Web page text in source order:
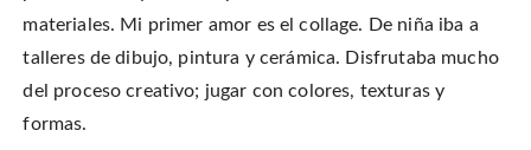
materiales. Mi primer amor es el collage. De niña iba a
talleres de dibujo, pintura y cerámica. Disfrutaba mucho
del proceso creativo; jugar con colores, texturas y
formas.